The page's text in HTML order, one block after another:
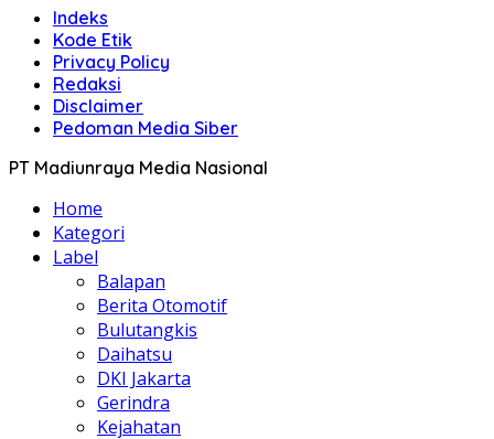
Indeks
Kode Etik
Privacy Policy
Redaksi
Disclaimer
Pedoman Media Siber
PT Madiunraya Media Nasional
Home
Kategori
Label
Balapan
Berita Otomotif
Bulutangkis
Daihatsu
DKI Jakarta
Gerindra
Kejahatan